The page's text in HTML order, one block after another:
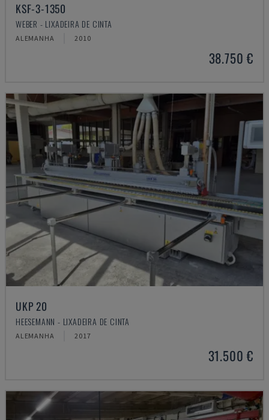
KSF-3-1350
WEBER - LIXADEIRA DE CINTA
ALEMANHA 2010
38.750 €
UKP 20
HEESEMANN - LIXADEIRA DE CINTA
ALEMANHA 2017
31.500 €